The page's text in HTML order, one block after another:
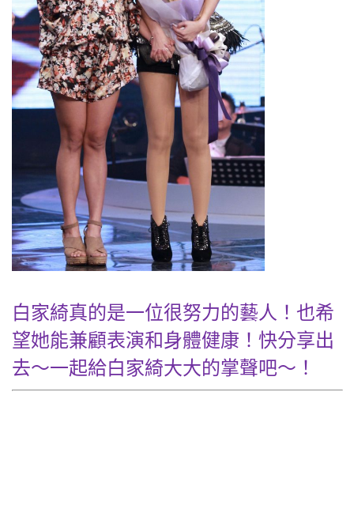
白家綺真的是一位很努力的藝人！也希
望她能兼顧表演和身體健康！快分享出
去～一起給白家綺大大的掌聲吧～！